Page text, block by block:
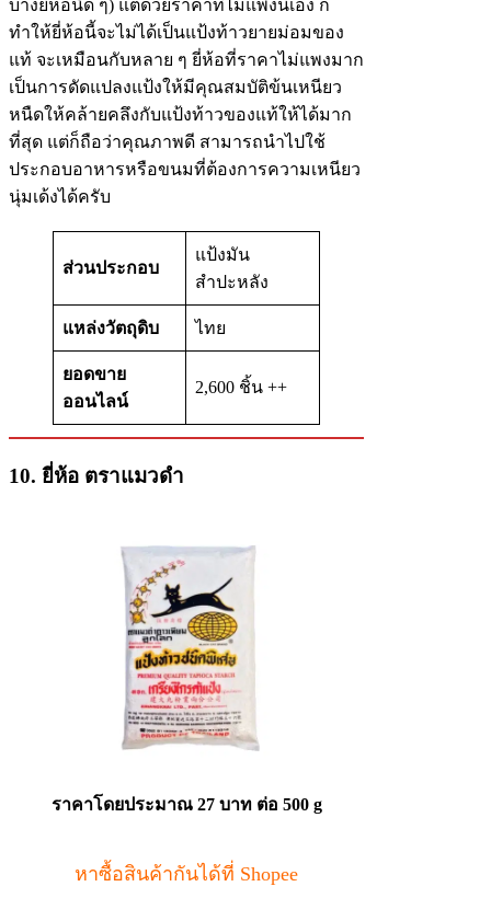
บางยี่ห้อนิด ๆ) แต่ด้วยราคาที่ไม่แพงนี่เอง ก็
ทำให้ยี่ห้อนี้จะไม่ได้เป็นแป้งท้าวยายม่อมของ
แท้ จะเหมือนกับหลาย ๆ ยี่ห้อที่ราคาไม่แพงมาก
เป็นการดัดแปลงแป้งให้มีคุณสมบัติข้นเหนียว
หนืดให้คล้ายคลึงกับแป้งท้าวของแท้ให้ได้มาก
ที่สุด แต่ก็ถือว่าคุณภาพดี สามารถนำไปใช้
ประกอบอาหารหรือขนมที่ต้องการความเหนียว
นุ่มเด้งได้ครับ
ส่วนประกอบ
แป้งมัน
สำปะหลัง
แหล่งวัตถุดิบ ไทย
ยอดขาย
ออนไลน์
2,600 ชิ้น ++
10. ยี่ห้อ ตราแมวดำ
ราคาโดยประมาณ 27 บาท ต่อ 500 g
หาซื้อสินค้ากันได้ที่ Shopee